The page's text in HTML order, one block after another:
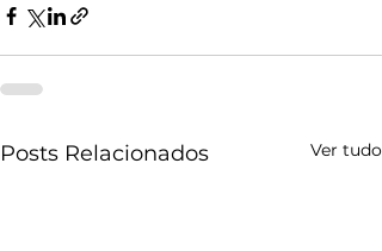
Posts Relacionados Ver tudo